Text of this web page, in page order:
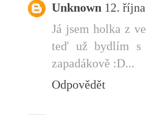
Unknown 12.
Já jsem holka z
teď už bydlím s
zapadákově :D...
Odpovědět